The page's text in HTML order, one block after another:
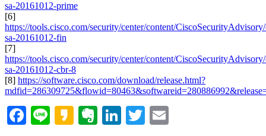
sa-20161012-prime
[6]
https://tools.cisco.com/security/center/content/
sa-20161012-fin
[7]
https://tools.cisco.com/security/center/content/
sa-20161012-cbr-8
[8] https://software.cisco.com/download/release.html?
Facebook
LineKakaoEvernote
LinkedIn
Twitter